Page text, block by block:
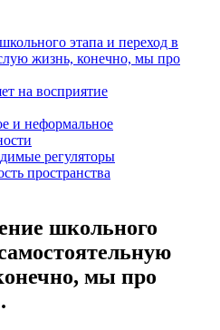
этапа и переход в
жизнь, конечно, мы про
на восприятие
и неформальное
регуляторы
пространства
школьного
мы про